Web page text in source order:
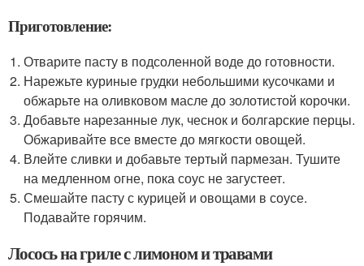
Приготовление:
Отварите пасту в подсоленной воде до готовности.
Нарежьте куриные грудки небольшими кусочками и
обжарьте на оливковом масле до золотистой корочки.
Добавьте нарезанные лук, чеснок и болгарские перцы.
Обжаривайте все вместе до мягкости овощей.
Влейте сливки и добавьте тертый пармезан. Тушите
на медленном огне, пока соус не загустеет.
Смешайте пасту с курицей и овощами в соусе.
Подавайте горячим.
Лосось на гриле с лимоном и травами